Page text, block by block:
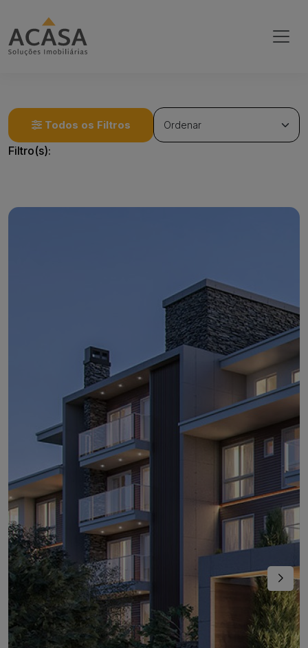
Filtro(s):
Todos os Filtros